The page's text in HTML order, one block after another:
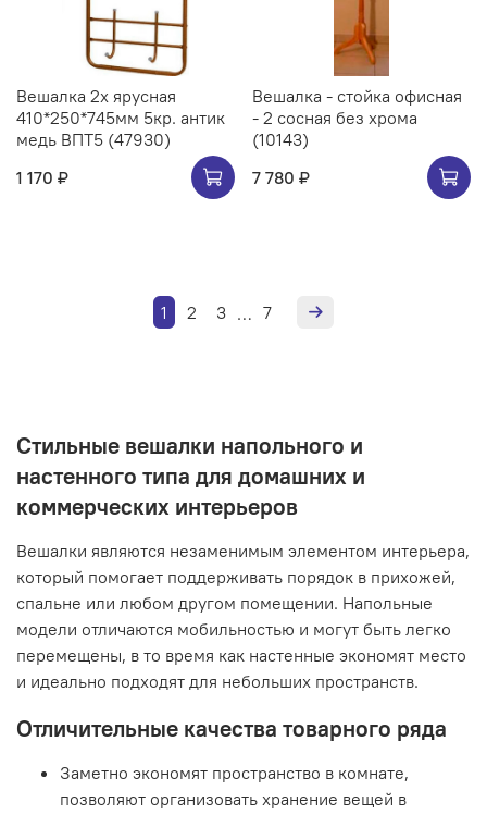
Вешалка 2х ярусная
410*250*745мм 5кр. антик
медь ВПТ5 (47930)
1 170 ₽
Вешалка - стойка офисная
- 2 сосная без хрома
(10143)
7 780 ₽
1 2 3 … 7
Стильные вешалки напольного и
настенного типа для домашних и
коммерческих интерьеров
Вешалки являются незаменимым элементом интерьера,
который помогает поддерживать порядок в прихожей,
спальне или любом другом помещении. Напольные
модели отличаются мобильностью и могут быть легко
перемещены, в то время как настенные экономят место
и идеально подходят для небольших пространств.
Отличительные качества товарного ряда
Заметно экономят пространство в комнате,
позволяют организовать хранение вещей в